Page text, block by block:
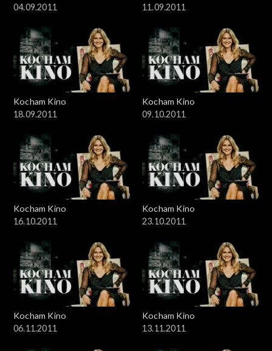
04.09.2011
11.09.2011
Kocham Kino
18.09.2011
Kocham Kino
09.10.2011
Kocham Kino
16.10.2011
Kocham Kino
23.10.2011
Kocham Kino
06.11.2011
Kocham Kino
13.11.2011